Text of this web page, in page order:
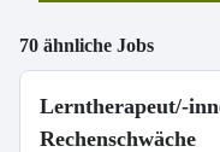
70 ähnliche Jobs
Lerntherapeut/-
Rechenschwäche